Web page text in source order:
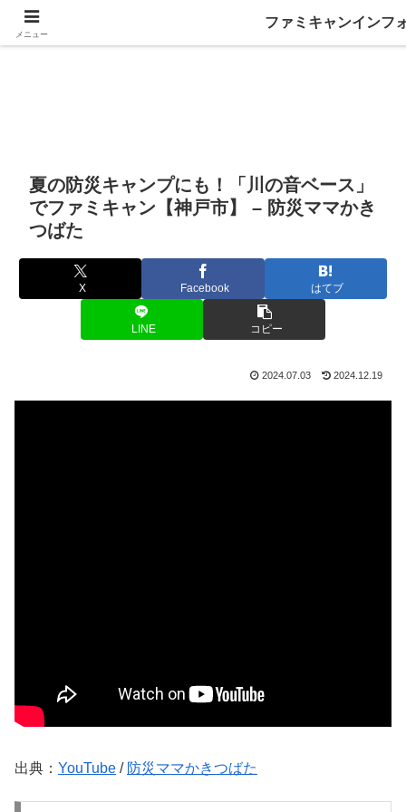
夏の防災キャンプにも！「川の音ベース」
でファミキャン【神戸市】 – 防災ママかき
つばた
X Facebook はてブ
LINE コピー
2024.07.03 2024.12.19
出典： YouTube / 防災ママかきつばた
メニュー
ファミキャンインフ